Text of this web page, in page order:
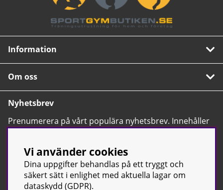
Information
Om oss
Nyhetsbrev
Prenumerera på vårt populära nyhetsbrev. Innehåller
tips, nyheter och våra allra bästa erbjudanden.
Vi använder cookies
Dina uppgifter behandlas på ett tryggt och
säkert sätt i enlighet med aktuella lagar om
dataskydd (GDPR).